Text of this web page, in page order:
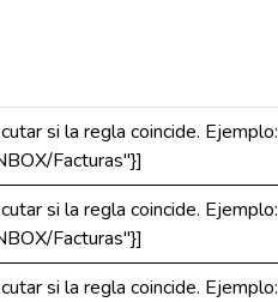
si la regla coincide. Ejemplo:
Facturas"}]
si la regla coincide. Ejemplo:
Facturas"}]
si la regla coincide. Ejemplo: